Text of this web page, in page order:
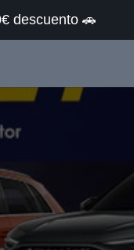
descuento 🚗